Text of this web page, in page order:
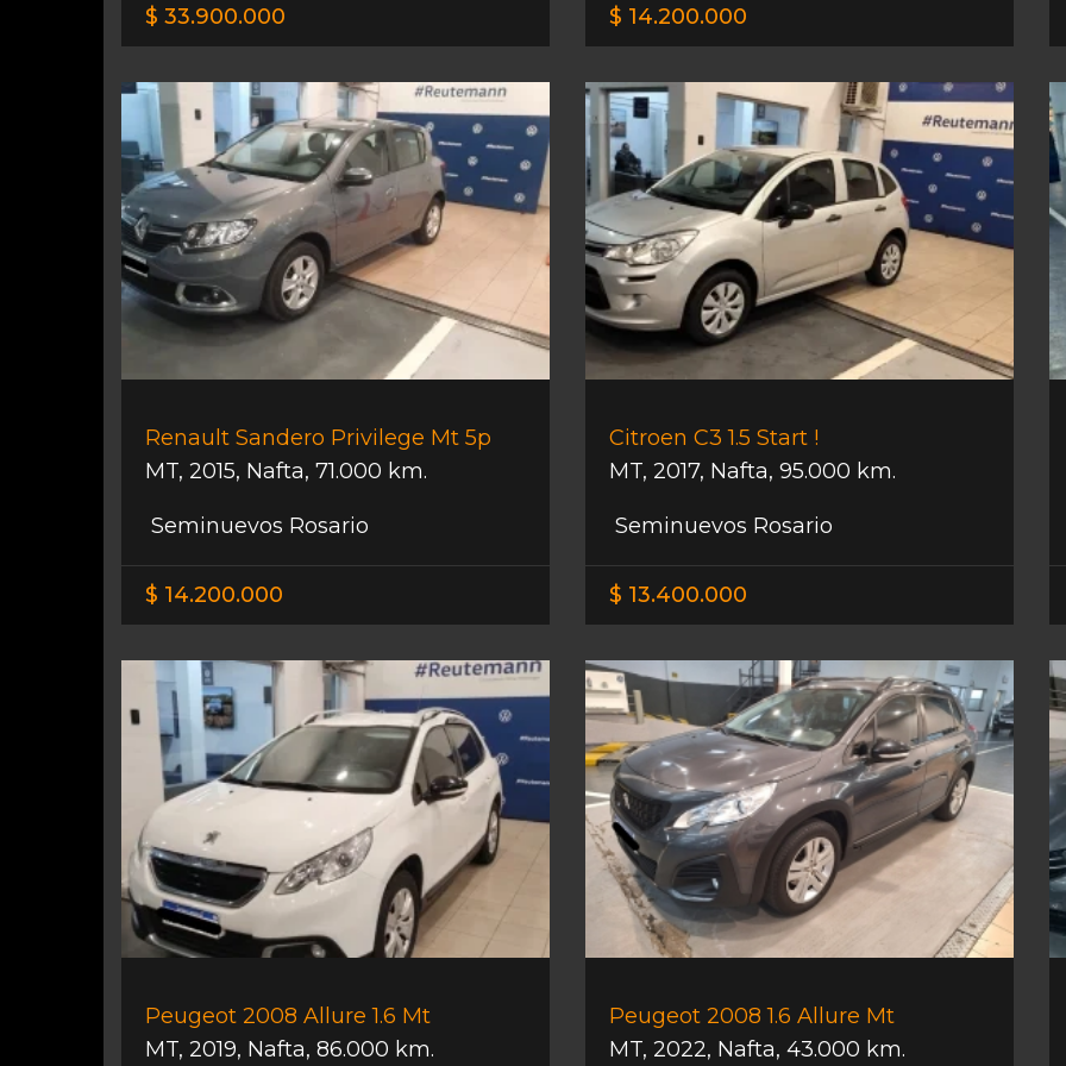
$ 33.900.000 $ 14.200.000
Renault Sandero Privilege Mt 5p
MT, 2015, Nafta, 71.000 km.
Seminuevos Rosario
$ 14.200.000
Citroen C3 1.5 Start !
MT, 2017, Nafta, 95.000 km.
Seminuevos Rosario
$ 13.400.000
Peugeot 2008 Allure 1.6 Mt
MT, 2019, Nafta, 86.000 km.
Peugeot 2008 1.6 Allure Mt
MT, 2022, Nafta, 43.000 km.